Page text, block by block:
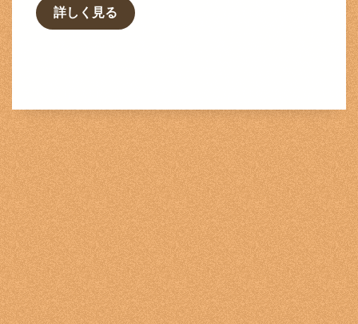
詳しく見る